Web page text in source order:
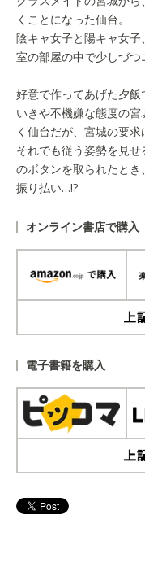
くことになった仙台。
陰キャ女子と陽キャ女
室の部屋の中で少しづつ
好意で作ってあげた夕
いきや不機嫌な態度の
く仙台だが、宮城の要求
それでも従う姿勢を見
のボタンを取られたと
振り払い…!?
オンライン書店で購入
電子書籍を購入